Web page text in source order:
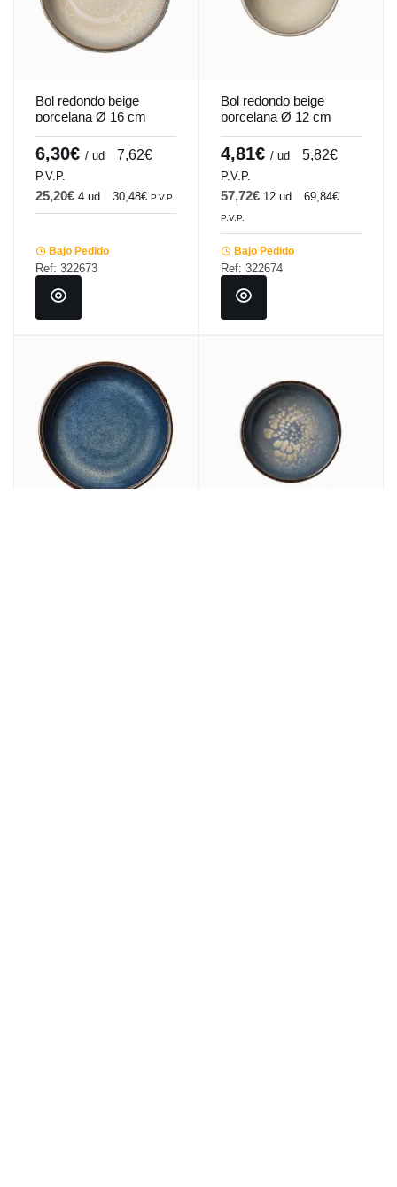
Bol redondo beige
porcelana Ø 16 cm
Savanna Accolade
6,30€ / ud 7,62€
P.V.P.
25,20€ 4 ud 30,48€ P.V.P.
Bajo Pedido
Ref: 322673
Bol redondo beige
porcelana Ø 12 cm
Savanna Accolade
4,81€ / ud 5,82€
P.V.P.
57,72€ 12 ud 69,84€
P.V.P.
Bajo Pedido
Ref: 322674